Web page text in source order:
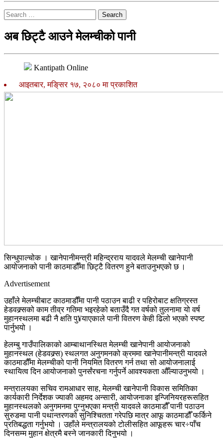
Search
अब छिट्टै आउने मेलम्चीको पानी
Kantipath Online
आइतबार, मङि्सर १७, २०८० मा प्रकाशित
सिन्धुपाल्चोक । खानेपानीमन्त्री महिन्द्रराय यादवले मेलम्ची खानेपानी
आयोजनाको पानी काठमाडौँमा छिट्टै वितरण हुने बताउनुभएको छ ।
Advertisement
उहाँले मेलम्चीबाट काठमाडौँमा पानी पठाउन बाढी र पहिरोबाट क्षतिग्रस्त
हेडवक्र्सको काम तीव्र गतिमा भइरहेको बताउँदै गत वर्षको तुलनामा यो वर्ष
मुहानस्थलमा बढी नै क्षति पु¥याएकाले पानी वितरण केही ढिलो भएको स्पष्ट
पार्नुभयो ।
हेलम्बु गाउँपालिकाको आम्बाथानस्थित मेलम्ची खानेपानी आयोजनाको
मुहानस्थल (हेडवक्र्स) स्थलगत अनुगमनको क्रममा खानेपानीमन्त्री यादवले
काठमाडौँमा मेलम्चीको पानी नियमित वितरण गर्न तथा सो आयोजनालाई
स्थायित्व दिन आयोजनाको पुनर्संरचना गर्नुपर्ने आवश्यकता औँल्याउनुभयो ।
मन्त्रालयका सचिव रामआधार साह, मेलम्ची खानेपानी विकास समितिका
कार्यकारी निर्देशक ज्याकी अहमद अन्सारी, आयोजनाका इन्जिनियरहरूसहित
मुहानस्थलको अनुगमनमा पुग्नुभएका मन्त्री यादवले काठमाडौँ पानी पठाउन
सुरुङमा पानी पथान्तरणको सुनिश्चितता गरेपछि मात्र आफू काठमाडौँ फर्किने
प्रतिबद्धता गर्नुभयो । उहाँले मन्त्रालयको टोलीसहित आफूहरू चार÷पाँच
दिनसम्म मुहान क्षेत्रमै बस्ने जानकारी दिनुभयो ।